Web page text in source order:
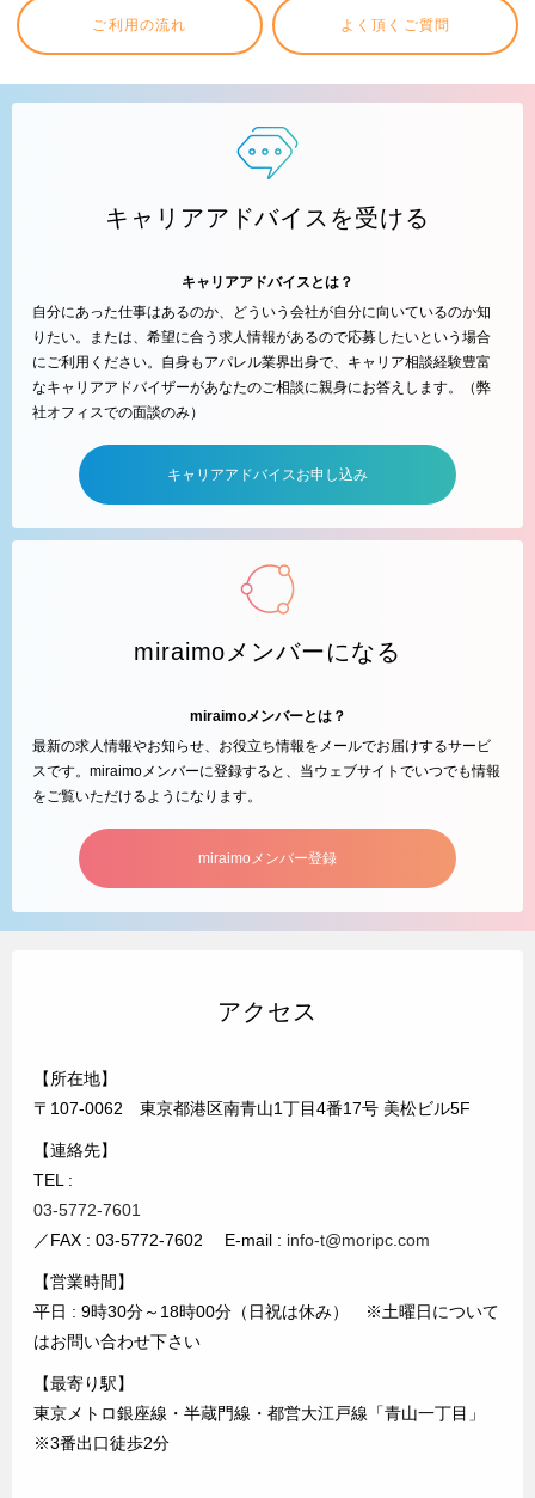
ご利用の流れ よく頂くご質問
キャリアアドバイスを受ける
キャリアアドバイスとは？
自分にあった仕事はあるのか、どういう会社が自分に向いているのか知
りたい。または、希望に合う求人情報があるので応募したいという場合
にご利用ください。自身もアパレル業界出身で、キャリア相談経験豊富
なキャリアアドバイザーがあなたのご相談に親身にお答えします。（弊
社オフィスでの面談のみ）
キャリアアドバイスお申し込み
miraimoメンバーになる
miraimoメンバーとは？
最新の求人情報やお知らせ、お役立ち情報をメールでお届けするサービ
スです。miraimoメンバーに登録すると、当ウェブサイトでいつでも情報
をご覧いただけるようになります。
miraimoメンバー登録
アクセス
【所在地】
〒107-0062 東京都港区南青山1丁目4番17号 美松ビル5F
【連絡先】
TEL :
03-5772-7601
／FAX : 03-5772-7602 E-mail : info-t@moripc.com
【営業時間】
平日 : 9時30分～18時00分（日祝は休み） ※土曜日について
はお問い合わせ下さい
【最寄り駅】
東京メトロ銀座線・半蔵門線・都営大江戸線「青山一丁目」
※3番出口徒歩2分